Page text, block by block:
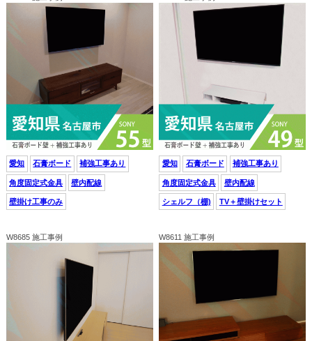
愛知 石膏ボード 補強工事あり
角度固定式金具 壁内配線
壁掛け工事のみ
愛知 石膏ボード 補強工事あり
角度固定式金具 壁内配線
シェルフ（棚) TV＋壁掛けセット
W8685 施工事例 W8611 施工事例